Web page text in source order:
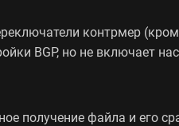
контрмер
BGP, но не включает
получение файла и его